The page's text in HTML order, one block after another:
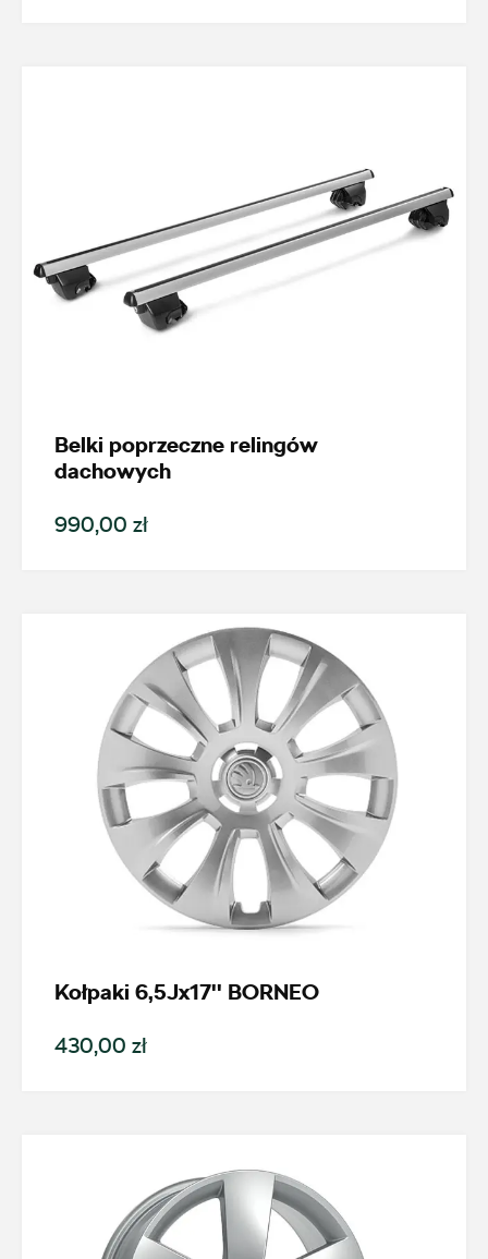
Belki poprzeczne relingów
dachowych
990,00 zł
Kołpaki 6,5Jx17'' BORNEO
430,00 zł
czesci@vw.alexas.pl
+48 422 144 586
czesci.brzezinska@zimny.com.pl
ul. Gumniska 36a, Tarnów
+48 146 274 566
sklep@autobaczek.pl
Auto Forum 2
ul. Skrzetuskiego 11, Płock - Nowe Gulczewo
+48 784 377 454
czesci.skoda@autoluzar.pl